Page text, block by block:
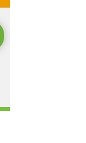
в різних
розвинуті в
досвід
протидії та
світові